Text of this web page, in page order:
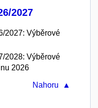
2027
2027: Výběrové
2028: Výběrové
2026
Nahoru ▲